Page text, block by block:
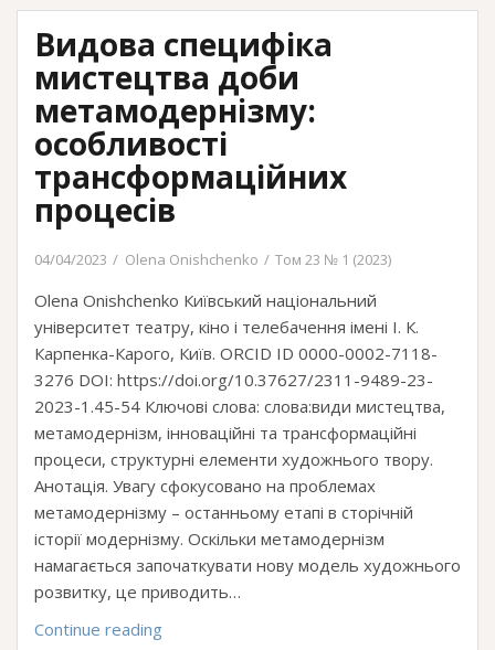
творчості:
інтерпретаційні
метамодернізму
Видова специфіка
мистецтва доби
метамодернізму:
особливості
трансформаційних
процесів
04/04/2023 Olena Onishchenko Том 23 № 1 (2023)
Olena Onishchenko Київський національний
університет театру, кіно і телебачення імені І. К.
Карпенка-Карого, Київ. ORCID ID 0000-0002-7118-
3276 DOI: https://doi.org/10.37627/2311-9489-23-
2023-1.45-54 Ключові слова: слова:види мистецтва,
метамодернізм, інноваційні та трансформаційні
процеси, структурні елементи художнього твору.
Анотація. Увагу сфокусовано на проблемах
метамодернізму – останньому етапі в сторічній
історії модернізму. Оскільки метамодернізм
намагається започаткувати нову модель художнього
розвитку, це приводить…
Continue reading